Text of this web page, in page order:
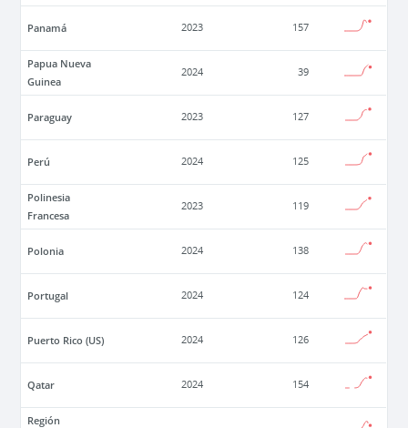
Panamá 2023 157
Papua Nueva
Guinea
2024 39
Paraguay 2023 127
Perú 2024 125
Polinesia
Francesa
2023 119
Polonia 2024 138
Portugal 2024 124
Puerto Rico (US) 2024 126
Qatar 2024 154
Región